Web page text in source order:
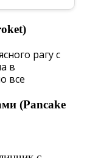
рагу с
в
все
(Pancake